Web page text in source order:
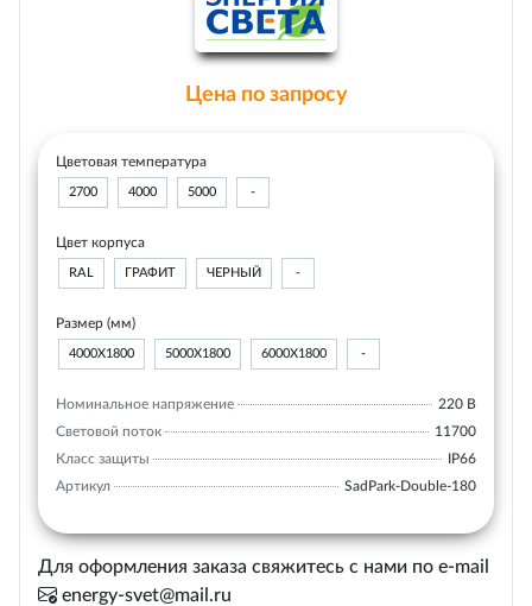
Цена по запросу
Цветовая температура
2700 4000 5000 -
Цвет корпуса
RAL ГРАФИТ ЧЕРНЫЙ -
Размер (мм)
4000X1800 5000X1800 6000X1800 -
Номинальное напряжение
220 В
Световой поток
11700
Класс защиты
IP66
Артикул
SadPark-Double-180
Для оформления заказа свяжитесь с нами по e-mail
energy-svet@mail.ru